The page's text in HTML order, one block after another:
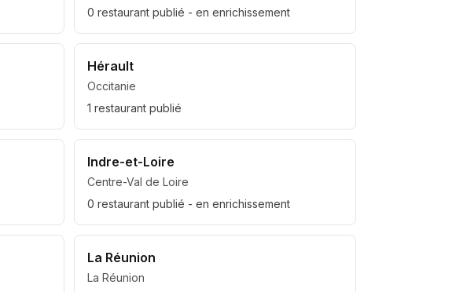
0 restaurant publié - en enrichissement
Hérault
Occitanie
1 restaurant publié
Indre-et-Loire
Centre-Val de Loire
0 restaurant publié - en enrichissement
La Réunion
La Réunion